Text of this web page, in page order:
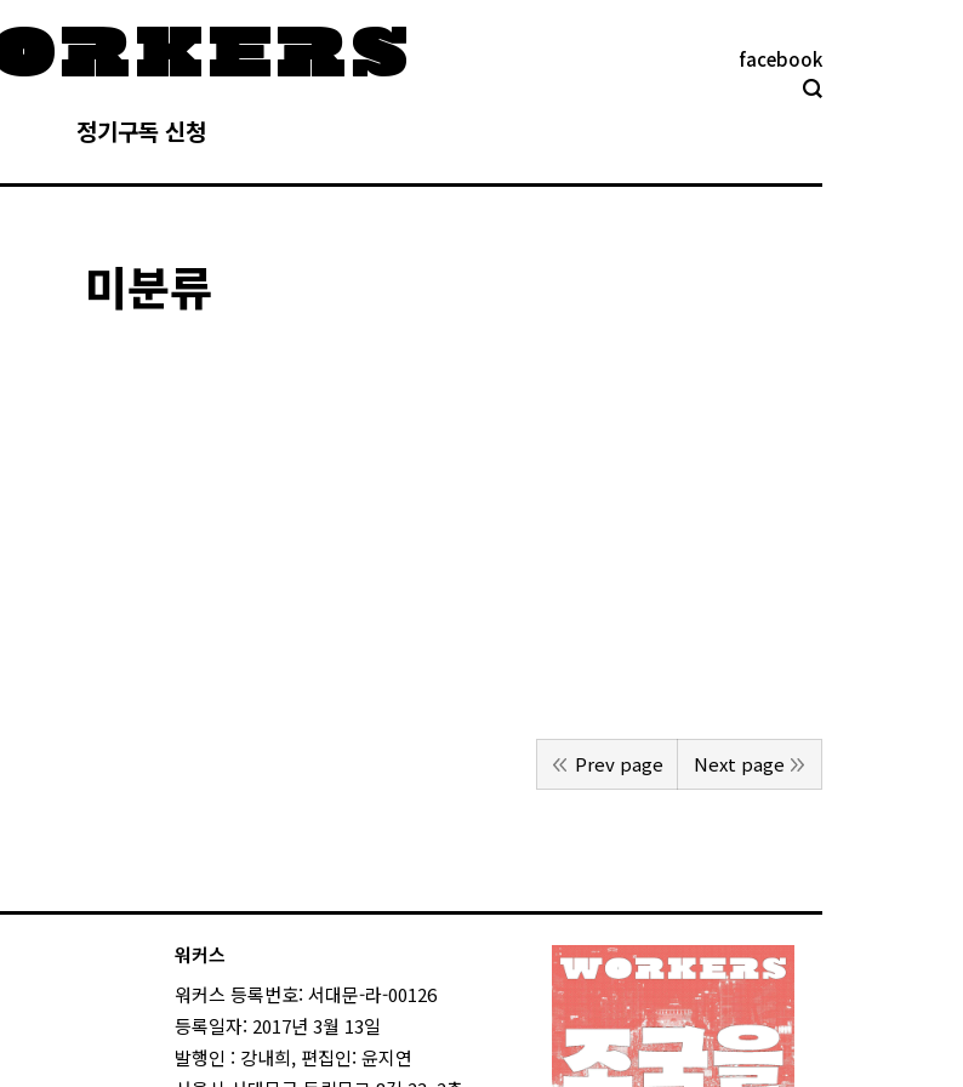
facebook
정기구독 신청
미분류
Prev page Next page
워커스
워커스 등록번호: 서대문-라-00126
등록일자: 2017년 3월 13일
발행인 : 강내희, 편집인: 윤지연